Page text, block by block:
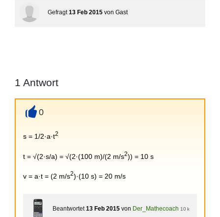
Gefragt 13 Feb 2015 von Gast
1 Antwort
0
s = 1/2·a·t2
t = √(2·s/a) = √(2·(100 m)/(2 m/s2)) = 10 s
v = a·t = (2 m/s2)·(10 s) = 20 m/s
Beantwortet 13 Feb 2015 von Der_Mathecoach 10 k